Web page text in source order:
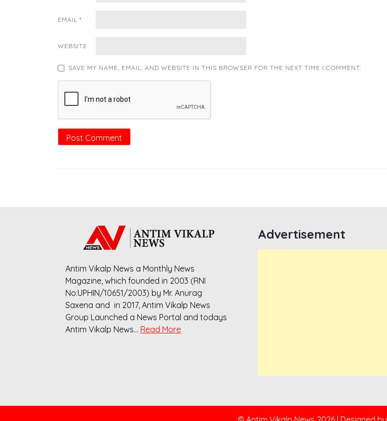
EMAIL *
WEBSITE
SAVE MY NAME, EMAIL, AND WEBSITE IN THIS BROWSER FOR THE NEXT TIME I COMMENT.
Antim Vikalp News a Monthly News
Magazine, which founded in 2003 (RNI
No:UPHIN/10651/2003) by Mr. Anurag
Saxena and in 2017, Antim Vikalp News
Group Launched a News Portal and todays
Antim Vikalp News… Read More
Advertisement